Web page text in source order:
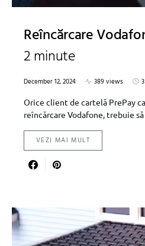
Reîncărcare
2 minute
December 12, 2024 389 views
Orice client de cartelă PrePay
reîncărcare Vodafone, trebuie
VEZI MAI MULT